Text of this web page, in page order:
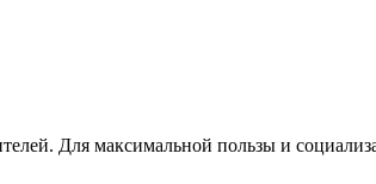
Для максимальной пользы и